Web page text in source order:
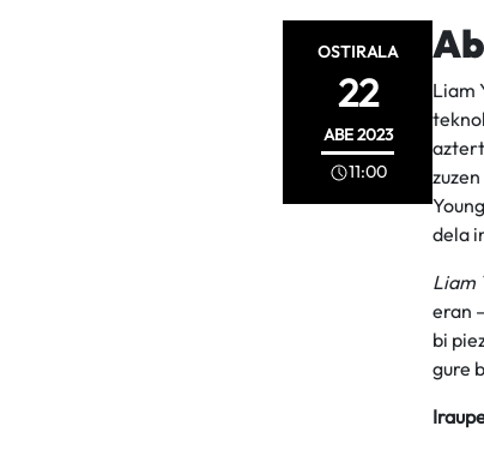
OSTIRALA
22
ABE2023
11:00
Liam
dela
Liam
eran
bi
gure